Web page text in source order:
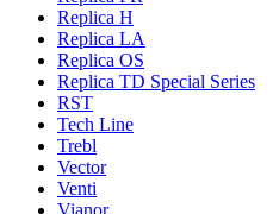
Replica H
Replica LA
Replica OS
Replica TD Special Series
RST
Tech Line
Trebl
Vector
Venti
Vianor